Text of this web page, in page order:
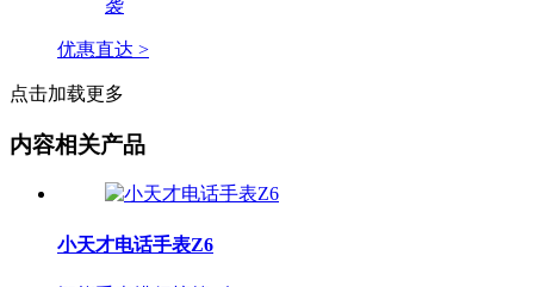
优惠直达 >
点击加载更多
内容相关产品
小天才电话手表Z6